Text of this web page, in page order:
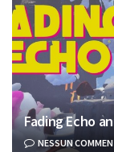
Fading Echo
NESSUN